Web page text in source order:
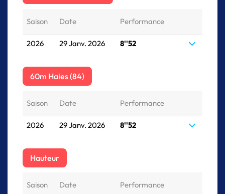
Saison Date Performance
2026 29 Janv. 2026 8''52
60m Haies (84)
Saison Date Performance
2026 29 Janv. 2026 8''52
Hauteur
Saison Date Performance